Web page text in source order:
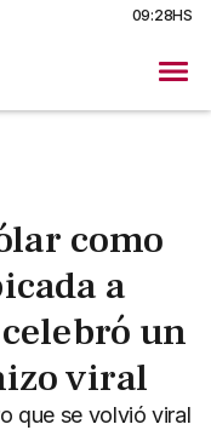
09:28HS
como
a
un
viral
que se volvió viral